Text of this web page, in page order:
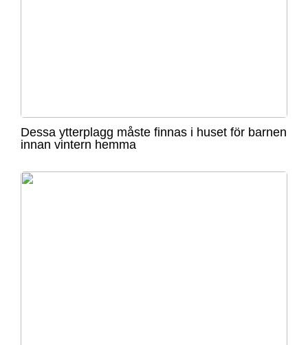
Dessa ytterplagg måste finnas i huset för barnen
innan vintern hemma